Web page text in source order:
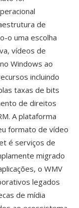
de
o uma escolha
vídeos de
Windows ao
incluindo
taxas de bits
de direitos
A plataforma
formato de vídeo
é serviços de
migrado
o WMV
legados
de mídia